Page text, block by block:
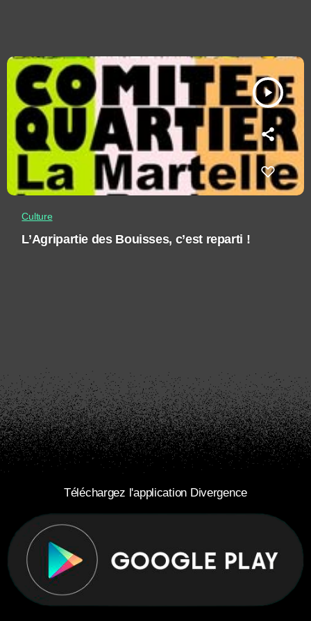
play_arrow
Culture
L’Agripartie des Bouisses, c’est reparti !
Téléchargez l'application Divergence